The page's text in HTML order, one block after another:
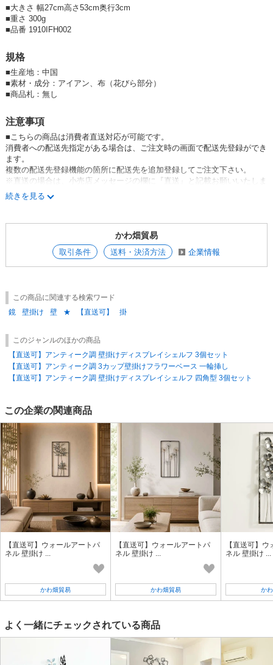
ット販売をされているお客様は画像の差し替えをお願い致します。
5OmagCLPn-Q
■大きさ 幅27cm高さ53cm奥行3cm
■重さ 300g
■品番 1910IFH002
規格
■生産地：中国
■素材・成分：アイアン、布（花びら部分）
■商品札：無し
注意事項
■こちらの商品は消費者直送対応が可能です。
消費者への配送先指定がある場合は、ご注文時の画面で配送先登録ができ
ます。
複数の配送先登録機能の箇所に配送先を追加登録してご注文下さい。
※直送の場合は、小売店メッセージの欄に『直送』と記載お願いいたしま
す
※配送先追加登録はこちら(ログイン後)
続きを見る
かわ畑貿易
取引条件 送料・決済方法 企業情報
この商品に関連する検索ワード
鏡
壁掛け 壁 ★ 【直送可】 掛
このジャンルのほかの商品
【直送可】アンティーク調 壁掛けディスプレイシェルフ 3個セット
【直送可】アンティーク調 3カップ壁掛けフラワーベース 一輪挿し
【直送可】アンティーク調 壁掛けディスプレイシェルフ 四角型 3個セット
この企業の関連商品
【直送可】ウォールアートパ
ネル 壁掛け ...
かわ畑貿易
【直送可】ウォールアートパ
ネル 壁掛け ...
かわ畑貿易
【直送可】
ネル 壁掛け ...
か
よく一緒にチェックされている商品